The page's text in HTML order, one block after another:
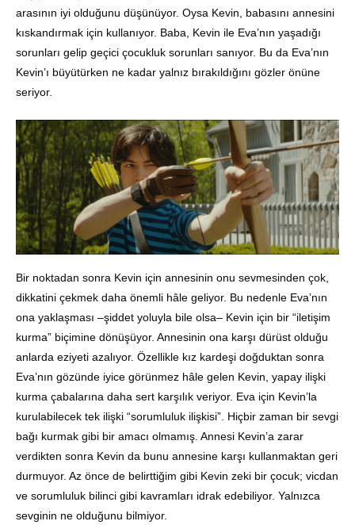
arasının iyi olduğunu düşünüyor. Oysa Kevin, babasını annesini
kıskandırmak için kullanıyor. Baba, Kevin ile Eva’nın yaşadığı
sorunları gelip geçici çocukluk sorunları sanıyor. Bu da Eva’nın
Kevin’ı büyütürken ne kadar yalnız bırakıldığını gözler önüne
seriyor.
Bir noktadan sonra Kevin için annesinin onu sevmesinden çok,
dikkatini çekmek daha önemli hâle geliyor. Bu nedenle Eva’nın
ona yaklaşması –şiddet yoluyla bile olsa– Kevin için bir “iletişim
kurma” biçimine dönüşüyor. Annesinin ona karşı dürüst olduğu
anlarda eziyeti azalıyor. Özellikle kız kardeşi doğduktan sonra
Eva’nın gözünde iyice görünmez hâle gelen Kevin, yapay ilişki
kurma çabalarına daha sert karşılık veriyor. Eva için Kevin’la
kurulabilecek tek ilişki “sorumluluk ilişkisi”. Hiçbir zaman bir sevgi
bağı kurmak gibi bir amacı olmamış. Annesi Kevin’a zarar
verdikten sonra Kevin da bunu annesine karşı kullanmaktan geri
durmuyor. Az önce de belirttiğim gibi Kevin zeki bir çocuk; vicdan
ve sorumluluk bilinci gibi kavramları idrak edebiliyor. Yalnızca
sevginin ne olduğunu bilmiyor.